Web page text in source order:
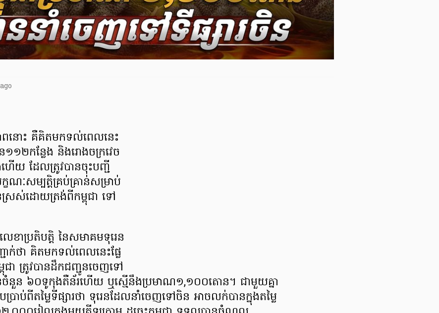
ពនោះ គឺគិតមកទល់ពេលនេះ
១១២កន្លែង និងរោងចក្រវេច
ើយ ដែលត្រូវបានចុះបញ្ជី
ណៈសម្បត្តិគ្រប់គ្រាន់សម្រាប់
នស្រស់ដោយត្រង់ពីកម្ពុជា ទៅ
ខាប្រតិបត្តិ នៃសមាគមទុរេន
ាក់ថា គិតមកទល់ពេលនេះផ្លែ
ជា ត្រូវបានដឹកជញ្ជូនចេញទៅ
នចំនួន ៦០ទូកុងតឺន័រហើយ ឬស្មើនឹងប្រមាណ១,១០០តោន។ ជាមួយគ្នា
ប្រាប់ពីតម្លៃទីផ្សារថា ទុរេនដែលនាំចេញទៅចិន អាចលក់បានក្នុងតម្លៃ